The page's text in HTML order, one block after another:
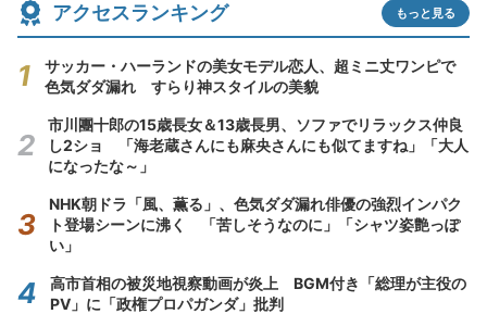
アクセスランキング もっと見る
サッカー・ハーランドの美女モデル恋人、超ミニ丈ワンピで
色気ダダ漏れ すらり神スタイルの美貌
市川團十郎の15歳長女＆13歳長男、ソファでリラックス仲良
し2ショ 「海老蔵さんにも麻央さんにも似てますね」「大人
になったな～」
NHK朝ドラ「風、薫る」、色気ダダ漏れ俳優の強烈インパク
ト登場シーンに沸く 「苦しそうなのに」「シャツ姿艶っぽ
い」
高市首相の被災地視察動画が炎上 BGM付き「総理が主役の
PV」に「政権プロパガンダ」批判